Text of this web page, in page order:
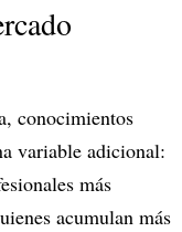
conocimientos
variable adicional:
más
acumulan más